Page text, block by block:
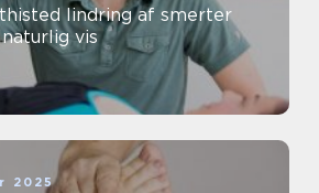
af smerter
vis
2025